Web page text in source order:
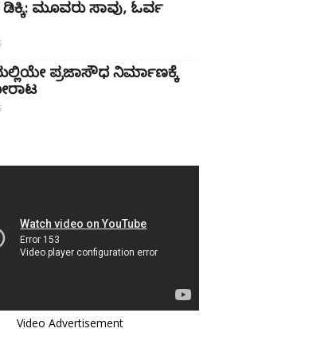
ಮೂವರು ಸಾವು, ಓರ್ವ
ಪ್ರಜಾಸೌಧ ನಿರ್ಮಾಣಕ್ಕೆ
Video Advertisement